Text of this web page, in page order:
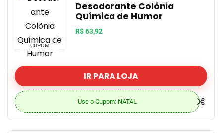
CUPOM
Desodorante Colônia
Química de Humor
R$ 63,92
IR PARA LOJA
Use o Cupom: NATAL